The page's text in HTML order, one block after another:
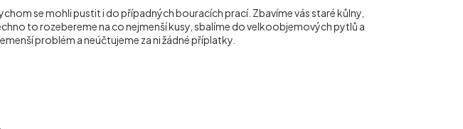
se mohli pustit i do případných bouracích prací. Zbavíme vás staré kůlny,
to rozebereme na co nejmenší kusy, sbalíme do velkoobjemových pytlů a
problém a neúčtujeme za ni žádné příplatky.